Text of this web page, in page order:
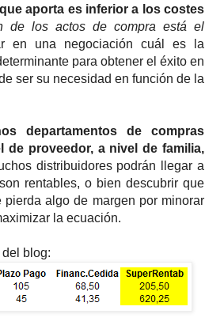
aporta es inferior a los costes
de los actos de compra está el
en una negociación cuál es la
para obtener el éxito en
ser su necesidad en función de la
departamentos de compras
proveedor, a nivel de familia,
distribuidores podrán llegar a
rentables, o bien descubrir que
algo de margen por minorar
la ecuación.
blog: